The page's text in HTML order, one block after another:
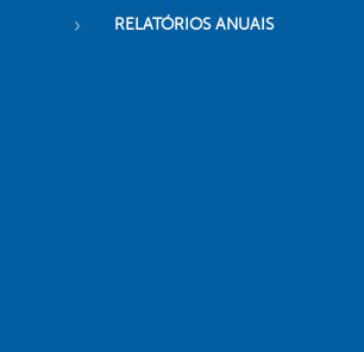
RELATÓRIOS ANUAIS